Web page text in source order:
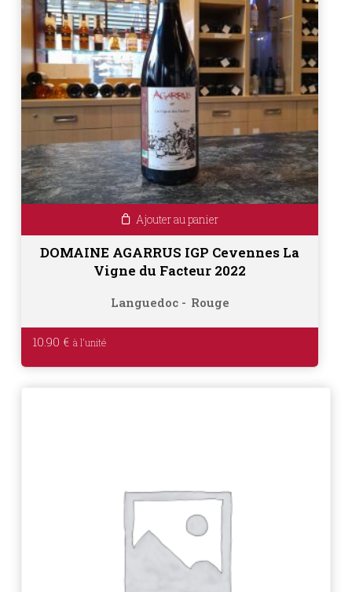
Ajouter au panier
DOMAINE AGARRUS IGP Cevennes La
Vigne du Facteur 2022
Languedoc Rouge
10.90 €